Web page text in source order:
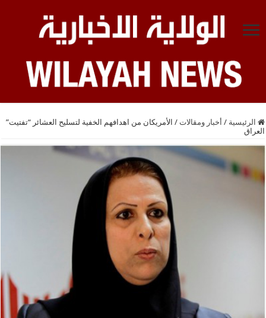
الرئيسية / أخبار ومقالات / الأمريكان من اهدافهم الخفية لتسليح العشائر “تفتيت”
العراق